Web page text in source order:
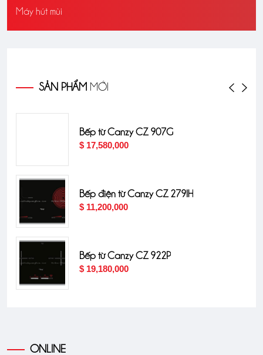
Máy hút mùi
SẢN PHẨM MỚI
Bếp từ Canzy CZ 907G
$ 17,580,000
Bếp điện từ Canzy CZ 279IH
$ 11,200,000
Bếp từ Canzy CZ 922P
$ 19,180,000
ONLINE